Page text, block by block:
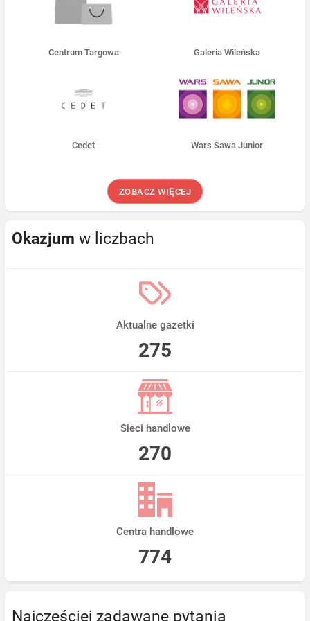
Centrum Targowa Galeria Wileńska
Cedet Wars Sawa Junior
ZOBACZ WIĘCEJ
Okazjum w liczbach
Aktualne gazetki
275
Sieci handlowe
270
Centra handlowe
774
Najczęściej zadawane pytania